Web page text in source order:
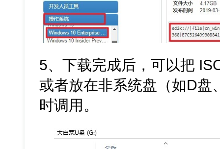
5、下载完成后，可以把
或者放在非系统盘（如D盘
时调用。